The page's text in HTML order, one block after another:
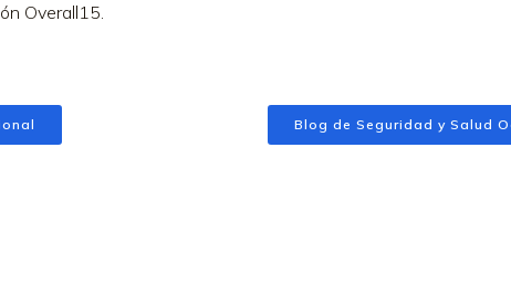
Overall15.
Blog de Seguridad y Salud